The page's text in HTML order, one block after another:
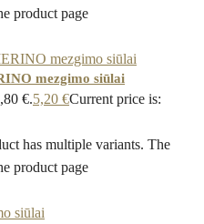
product page
mezgimo siūlai
€.5,20 €Current price is:
has multiple variants. The
product page